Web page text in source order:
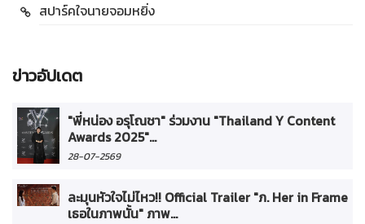
สปาร์คใจนายจอมหยิ่ง
ข่าวอัปเดต
"พี่หน่อง อรุโณชา" ร่วมงาน "Thailand Y Content
Awards 2025"...
28-07-2569
ละมุนหัวใจไม่ไหว!! Official Trailer "ภ. Her in Frame
เธอในภาพนั้น" ภาพ...